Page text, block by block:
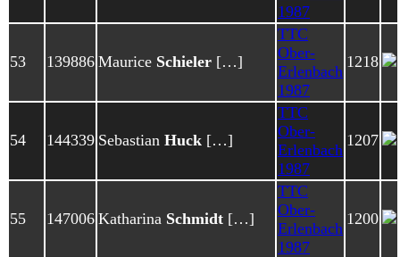
1987
53 139886 Maurice Schieler […]
TTC
Ober-
Erlenbach
1987
1218
54 144339 Sebastian Huck […]
TTC
Ober-
Erlenbach
1987
1207
55 147006 Katharina Schmidt […]
TTC
Ober-
Erlenbach
1987
1200